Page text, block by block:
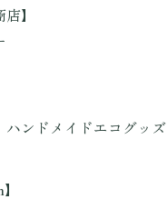
】
ハンドメイドエコグッズ